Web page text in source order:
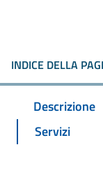
INDICE DELLA
Descrizione
Servizi